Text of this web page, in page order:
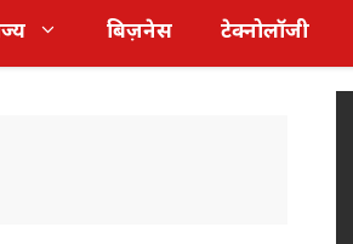
बिज़नेस टेक्नोलॉजी